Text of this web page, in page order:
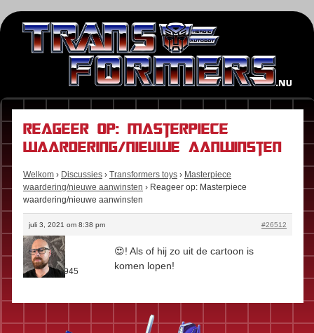
Reageer op: Masterpiece
waardering/nieuwe aanwinsten
Welkom › Discussies › Transformers toys › Masterpiece
waardering/nieuwe aanwinsten › Reageer op: Masterpiece
waardering/nieuwe aanwinsten
juli 3, 2021 om 8:38 pm #26512
Stefan
Rol:Fan
Berichten:945
😍! Als of hij zo uit de cartoon is
komen lopen!